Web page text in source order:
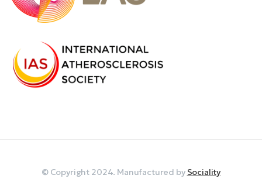
© Copyright 2024. Manufactured by Sociality